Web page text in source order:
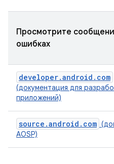
Просмотрите
ошибках
developer.android.com
(документация для
приложений)
source.android.com
AOSP)